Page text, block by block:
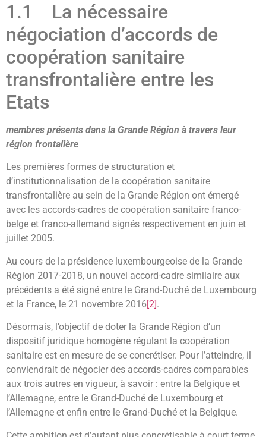
1.1 La nécessaire
négociation d’accords de
coopération sanitaire
transfrontalière entre les
Etats
membres présents dans la Grande Région à travers leur
région frontalière
Les premières formes de structuration et
d’institutionnalisation de la coopération sanitaire
transfrontalière au sein de la Grande Région ont émergé
avec les accords-cadres de coopération sanitaire franco-
belge et franco-allemand signés respectivement en juin et
juillet 2005.
Au cours de la présidence luxembourgeoise de la Grande
Région 2017-2018, un nouvel accord-cadre similaire aux
précédents a été signé entre le Grand-Duché de Luxembourg
et la France, le 21 novembre 2016[2].
Désormais, l’objectif de doter la Grande Région d’un
dispositif juridique homogène régulant la coopération
sanitaire est en mesure de se concrétiser. Pour l’atteindre, il
conviendrait de négocier des accords-cadres comparables
aux trois autres en vigueur, à savoir : entre la Belgique et
l’Allemagne, entre le Grand-Duché de Luxembourg et
l’Allemagne et enfin entre le Grand-Duché et la Belgique.